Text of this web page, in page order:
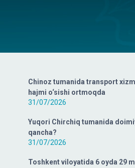
Chinoz tumanida transport
hajmi o‘sishi ortmoqda
31/07/2026
Yuqori Chirchiq tumanida
qancha?
31/07/2026
Toshkent viloyatida 6 oyda 29